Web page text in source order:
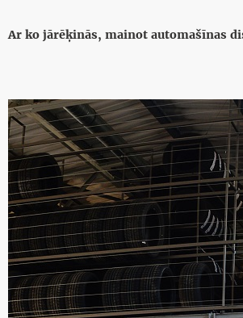
Ar ko jārēķinās, mainot automašīnas